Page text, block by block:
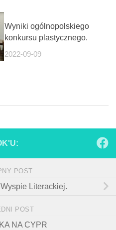
Wyniki ogólnopolskiego
konkursu plastycznego.
2022-09-09
POST
Literackiej.
POST
NA CYPR